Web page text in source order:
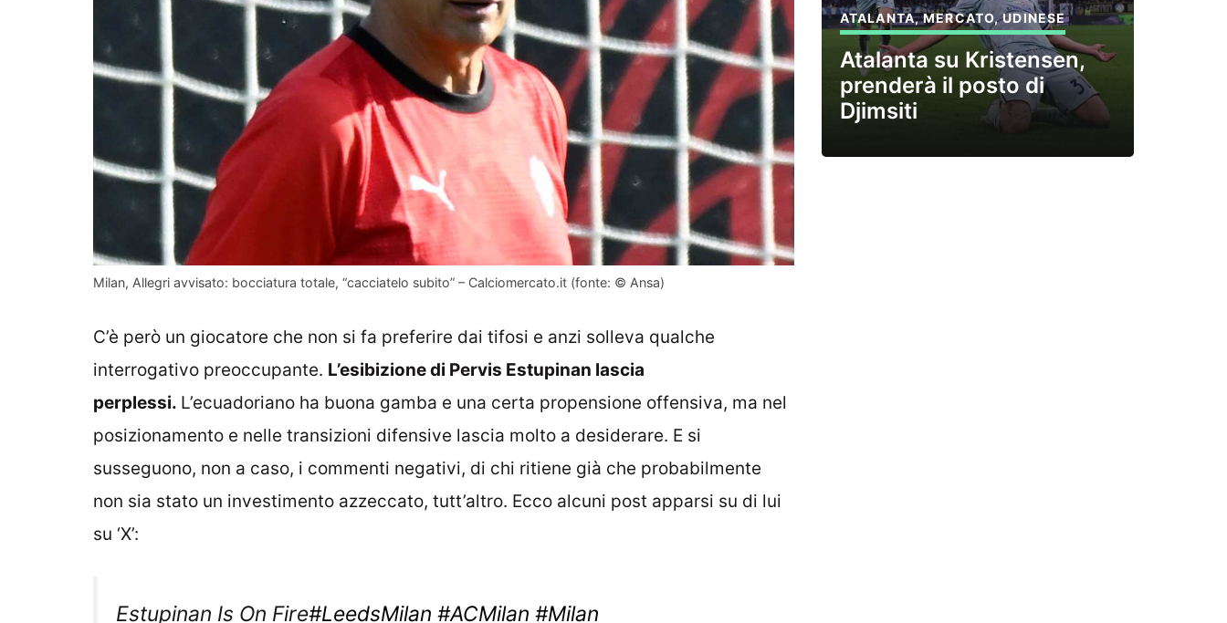
Milan, Allegri avvisato: bocciatura totale, “cacciatelo subito” – Calciomercato.it (fonte: © Ansa)
C’è però un giocatore che non si fa preferire dai tifosi e anzi solleva qualche
interrogativo preoccupante. L’esibizione di Pervis Estupinan lascia
perplessi. L’ecuadoriano ha buona gamba e una certa propensione offensiva, ma nel
posizionamento e nelle transizioni difensive lascia molto a desiderare. E si
susseguono, non a caso, i commenti negativi, di chi ritiene già che probabilmente
non sia stato un investimento azzeccato, tutt’altro. Ecco alcuni post apparsi su di lui
su ‘X’:
Estupinan Is On Fire#LeedsMilan #ACMilan #Milan
ATALANTA,MERCATO,UDINESE
Atalanta su Kristensen,
prenderà il posto di
Djimsiti